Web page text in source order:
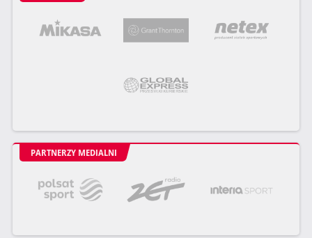
PARTNERZY MEDIALNI